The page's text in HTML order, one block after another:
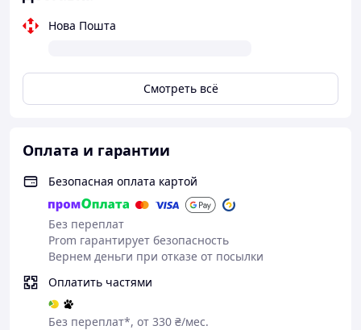
• Профиль металла:40×40 мм
• Толщина металла:2 мм
• Длина скамьи:112 см
• Вес конструкции:24 кг
• Максимальная нагрузка:
Характеристики:
• Ширина:77 / 90 / 105 см
• Высота:80 – 140 см
Отправка в день заказа при
оформлении до 11.00. После
11.00 отправка следующего
рабочего дня!
Нова Пошта
Смотреть всё
Оплата и гарантии
Безопасная оплата картой
Без переплат
Prom гарантирует безопасность
Вернем деньги при отказе от посылки
Оплатить частями
Без переплат*, от 330 ₴/мес.